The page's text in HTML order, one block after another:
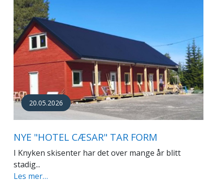
20.05.2026
NYE "HOTEL CÆSAR" TAR FORM
I Knyken skisenter har det over mange år blitt
stadig...
Les mer…